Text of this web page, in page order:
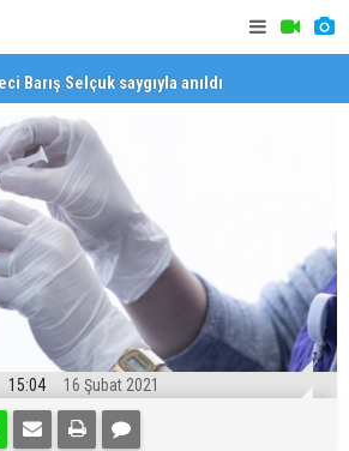
Barış Selçuk saygıyla anıldı
15:04 16 Şubat 2021